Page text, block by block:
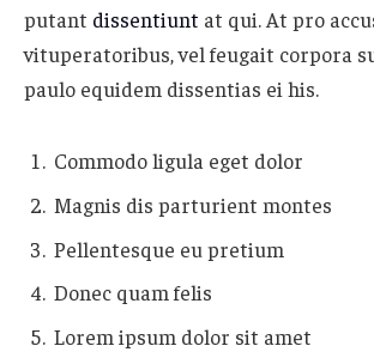
putant dissentiunt at qui. At pro
vituperatoribus, vel feugait corpora
paulo equidem dissentias ei his.
Commodo ligula eget dolor
Magnis dis parturient montes
Pellentesque eu pretium
Donec quam felis
Lorem ipsum dolor sit amet